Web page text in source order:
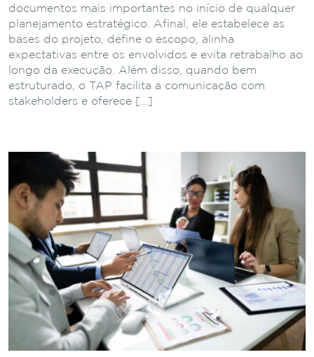
documentos mais importantes no início de qualquer
planejamento estratégico. Afinal, ele estabelece as
bases do projeto, define o escopo, alinha
expectativas entre os envolvidos e evita retrabalho ao
longo da execução. Além disso, quando bem
estruturado, o TAP facilita a comunicação com
stakeholders e oferece […]